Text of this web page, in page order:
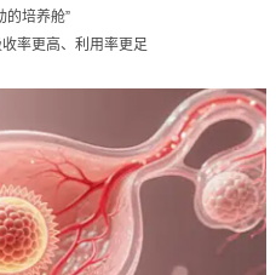
的培养舱”
率更高、利用率更足